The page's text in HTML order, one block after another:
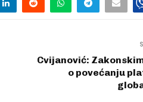
Cvijanović:
o povećanju